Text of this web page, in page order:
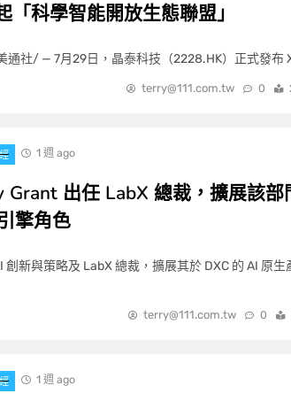
「科學智能開放生態聯盟」
通社/ — 7月29日，晶泰科技（2228.HK）正式發布
terry@111.com.tw 0
1 週 ago
Grant 出任 LabX 總裁，擴展該部
擎角色
創新與策略及 LabX 總裁，擴展其於 DXC 的 AI 原生
terry@111.com.tw 0
1 週 ago